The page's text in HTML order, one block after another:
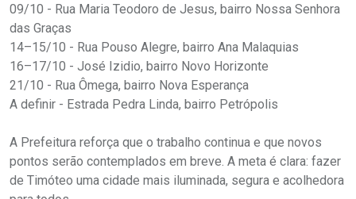
09/10 - Rua Maria Teodoro de Jesus, bairro Nossa Senhora
das Graças
14–15/10 - Rua Pouso Alegre, bairro Ana Malaquias
16–17/10 - José Izidio, bairro Novo Horizonte
21/10 - Rua Ômega, bairro Nova Esperança
A definir - Estrada Pedra Linda, bairro Petrópolis
A Prefeitura reforça que o trabalho continua e que novos
pontos serão contemplados em breve. A meta é clara: fazer
de Timóteo uma cidade mais iluminada, segura e acolhedora